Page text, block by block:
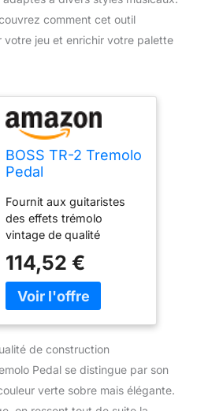
comment cet outil
votre jeu et enrichir votre palette
BOSS TR-2 Tremolo
Pedal
Fournit aux guitaristes
des effets trémolo
vintage de qualité
pédale compacte facile
d’utilisation Des boutons
dédiés « Wave »
(profondeur) permettent
un réglage précis de
l’effet Le contrôleur Rate
114,52 €
de construction
Pedal se distingue par son
verte sobre mais élégante.